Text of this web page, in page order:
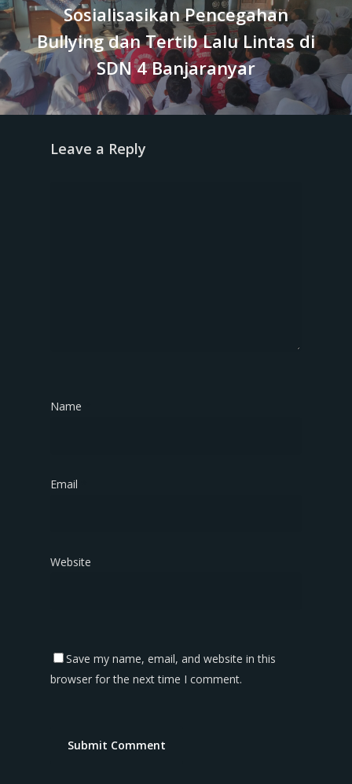
Sosialisasikan Pencegahan
Bullying dan Tertib Lalu Lintas di
SDN 4 Banjaranyar
Leave a Reply
Name
Email
Website
Save my name, email, and website in this
browser for the next time I comment.